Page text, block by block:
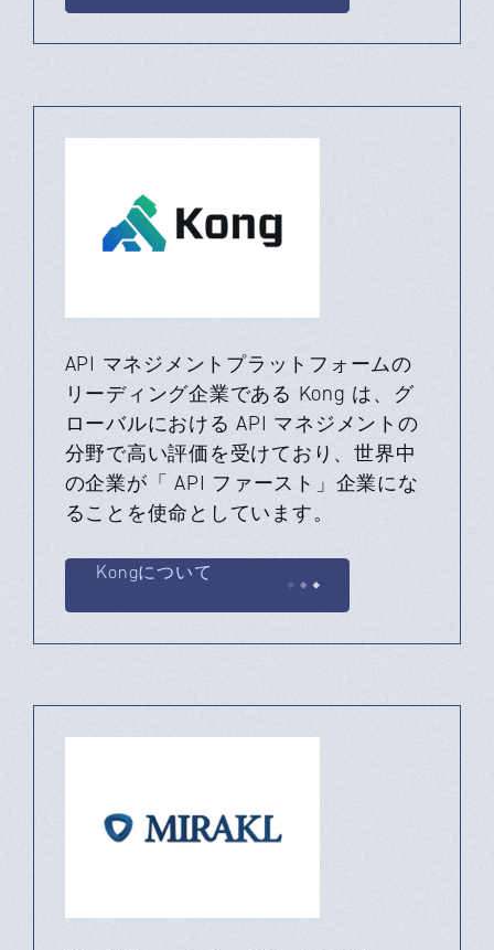
API マネジメントプラットフォームの
リーディング企業である Kong は、グ
ローバルにおける API マネジメントの
分野で高い評価を受けており、世界中
の企業が「 API ファースト」企業にな
ることを使命としています。
Kongについて